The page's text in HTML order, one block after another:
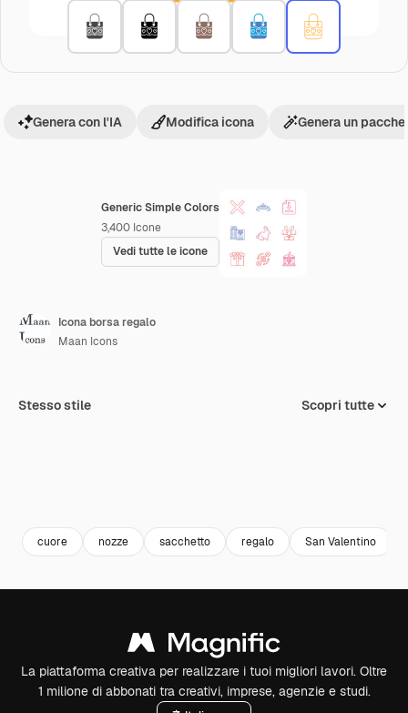
Generic Simple Colors
3,400 Icone
Vedi tutte le icone
Genera con l'IA Modifica icona Genera un
Icona borsa regalo
Maan Icons
Stesso stile Scopri tutte
cuore nozze sacchetto regalo San Valentino
La piattaforma creativa per realizzare i tuoi migliori lavori. Oltre
1 milione di abbonati tra creativi, imprese, agenzie e studi.